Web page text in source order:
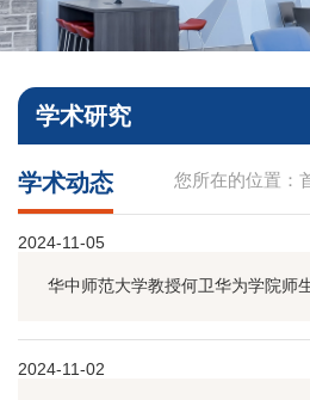
学术研究
您所在的位置：
学术动态
2024-11-05
华中师范大学教授何卫华为学院师
2024-11-02